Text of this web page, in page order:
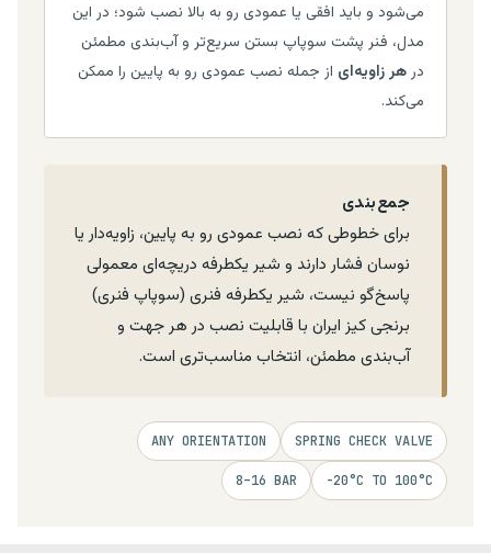
می‌شود و باید افقی یا عمودی رو به بالا نصب شود؛ در این
مدل، فنر پشت سوپاپ بستن سریع‌تر و آب‌بندی مطمئن
درهر زاویه‌ای از جمله نصب عمودی رو به پایین را ممکن
می‌کند.
جمع‌بندی
برای خطوطی که نصب عمودی رو به پایین، زاویه‌دار یا
نوسان فشار دارند و شیر یکطرفه دریچه‌ای معمولی
پاسخ‌گو نیست، شیر یکطرفه فنری (سوپاپ فنری)
برنجی کیز ایران با قابلیت نصب در هر جهت و
آب‌بندی مطمئن، انتخاب مناسب‌تری است.
SPRING CHECK VALVE
ANY ORIENTATION
-20°C TO 100°C
8–16 BAR